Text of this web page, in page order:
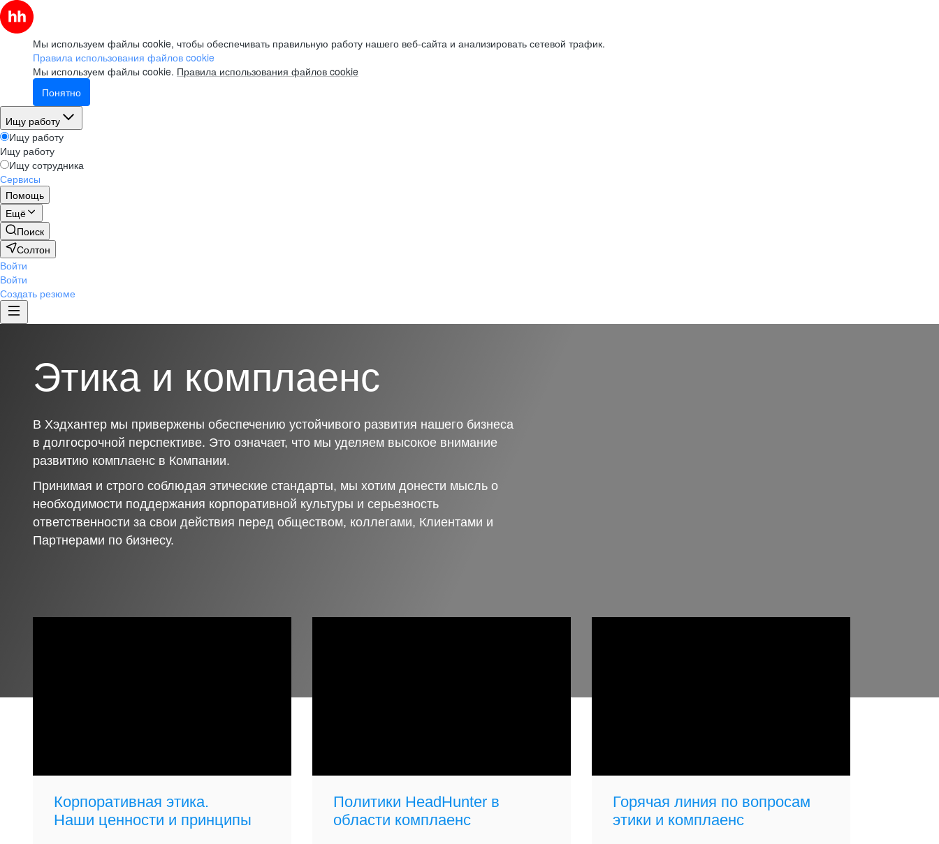
Мы используем файлы cookie, чтобы обеспечивать правильную работу нашего веб-сайта и анализировать сетевой трафик.
Правила использования файлов cookie
Мы используем файлы cookie. Правила использования файлов cookie
Понятно
Ищу работу
Ищу работу
Ищу работу
Ищу сотрудника
Сервисы
Помощь
Ещё
Поиск
Солтон
Войти
Войти
Создать резюме
Этика и комплаенс
В Хэдхантер мы привержены обеспечению устойчивого развития нашего бизнеса
в долгосрочной перспективе. Это означает, что мы уделяем высокое внимание
развитию комплаенс в Компании.
Принимая и строго соблюдая этические стандарты, мы хотим донести мысль о
необходимости поддержания корпоративной культуры и серьезность
ответственности за свои действия перед обществом, коллегами, Клиентами и
Партнерами по бизнесу.
Корпоративная этика.
Наши ценности и принципы
Политики HeadHunter в
области комплаенс
Горячая линия по вопросам
этики и комплаенс